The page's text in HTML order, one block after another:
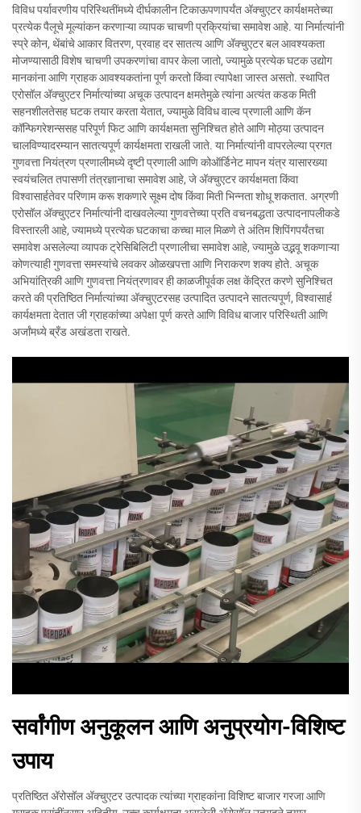
विविध पर्यावरणीय परिस्थितींमध्ये दीर्घकालीन टिकाऊपणापर्यंत अ‍ॅक्चुएटर कार्यक्षमतेच्या
प्रत्येक पैलूचे मूल्यांकन करणाऱ्या व्यापक चाचणी प्रक्रियांचा समावेश आहे. या निर्मात्यांनी
स्प्रे कोन, थेंबांचे आकार वितरण, प्रवाह दर सातत्य आणि अ‍ॅक्चुएटर बल आवश्यकता
मोजण्यासाठी विशेष चाचणी उपकरणांचा वापर केला जातो, ज्यामुळे प्रत्येक घटक उद्योग
मानकांना आणि ग्राहक आवश्यकतांना पूर्ण करतो किंवा त्यापेक्षा जास्त असतो. स्थापित
एरोसॉल अ‍ॅक्चुएटर निर्मात्यांच्या अचूक उत्पादन क्षमतेमुळे त्यांना अत्यंत कडक मिती
सहनशीलतेसह घटक तयार करता येतात, ज्यामुळे विविध वाल्व प्रणाली आणि कॅन
कॉन्फिगरेशन्ससह परिपूर्ण फिट आणि कार्यक्षमता सुनिश्चित होते आणि मोठ्या उत्पादन
चालविण्यादरम्यान सातत्यपूर्ण कार्यक्षमता राखली जाते. या निर्मात्यांनी वापरलेल्या प्रगत
गुणवत्ता नियंत्रण प्रणालीमध्ये दृष्टी प्रणाली आणि कोऑर्डिनेट मापन यंत्र यासारख्या
स्वयंचलित तपासणी तंत्रज्ञानाचा समावेश आहे, जे अ‍ॅक्चुएटर कार्यक्षमता किंवा
विश्वासार्हतेवर परिणाम करू शकणारे सूक्ष्म दोष किंवा मिती भिन्नता शोधू शकतात. अग्रणी
एरोसॉल अ‍ॅक्चुएटर निर्मात्यांनी दाखवलेल्या गुणवत्तेच्या प्रति वचनबद्धता उत्पादनापलीकडे
विस्तारली आहे, ज्यामध्ये प्रत्येक घटकाचा कच्चा माल मिळणे ते अंतिम शिपिंगपर्यंतचा
समावेश असलेल्या व्यापक ट्रेसिबिलिटी प्रणालीचा समावेश आहे, ज्यामुळे उद्भवू शकणाऱ्या
कोणत्याही गुणवत्ता समस्यांचे लवकर ओळखपत्ता आणि निराकरण शक्य होते. अचूक
अभियांत्रिकी आणि गुणवत्ता नियंत्रणावर ही काळजीपूर्वक लक्ष केंद्रित करणे सुनिश्चित
करते की प्रतिष्ठित निर्मात्यांच्या अ‍ॅक्चुएटरसह उत्पादित उत्पादने सातत्यपूर्ण, विश्वासार्ह
कार्यक्षमता देतात जी ग्राहकांच्या अपेक्षा पूर्ण करते आणि विविध बाजार परिस्थिती आणि
अर्जांमध्ये ब्रँड अखंडता राखते.
सर्वांगीण अनुकूलन आणि अनुप्रयोग-विशिष्ट
उपाय
प्रतिष्ठित अ‍ॅरोसॉल अ‍ॅक्चुएटर उत्पादक त्यांच्या ग्राहकांना विशिष्ट बाजार गरजा आणि